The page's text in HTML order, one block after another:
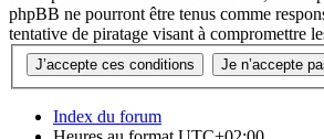
phpBB ne pourront être tenus comme
tentative de piratage visant à compromettre
Index du forum